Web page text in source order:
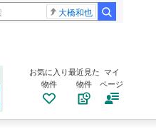
大橋和也
お気に入り
物件
最近見た
物件
マイ
ページ